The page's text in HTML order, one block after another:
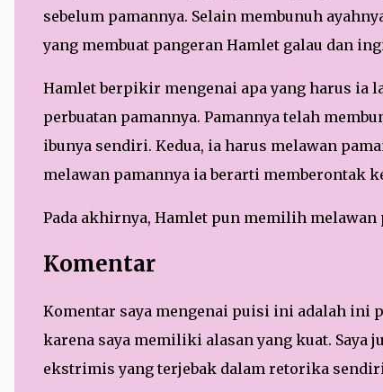
sebelum pamannya. Selain membunuh
yang membuat pangeran Hamlet galau dan
Hamlet berpikir mengenai apa yang harus ia
perbuatan pamannya. Pamannya telah
ibunya sendiri. Kedua, ia harus melawan
melawan pamannya ia berarti memberontak
Pada akhirnya, Hamlet pun memilih melawan
Komentar
Komentar saya mengenai puisi ini adalah ini
karena saya memiliki alasan yang kuat. Saya
ekstrimis yang terjebak dalam retorika